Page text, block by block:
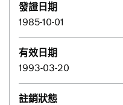
發證日期
1985-10-01
有效日期
1993-03-20
註銷狀態